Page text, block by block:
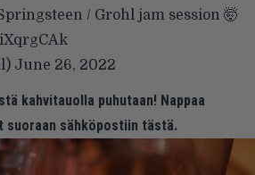
/ Grohl jam session 🤯
June 26, 2022
kahvitauolla puhutaan! Nappaa
sähköpostiin tästä.